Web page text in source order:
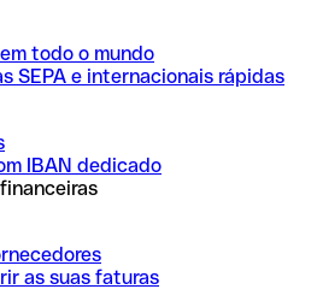
todo o mundo
SEPA e internacionais rápidas
IBAN dedicado
as suas faturas